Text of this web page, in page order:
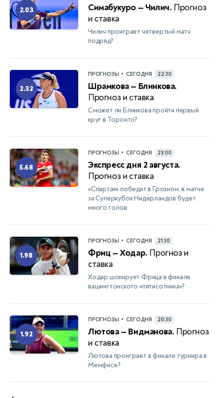
2.03 Симабукуро — Чилич. Прогноз
и ставка
Чилич проиграет четвертый матч
подряд?
2.32
ПРОГНОЗЫ • СЕГОДНЯ 22:30
Шрамкова — Блинкова.
Прогноз и ставка
Сможет ли Блинкова пройти первый
круг в Торонто?
5.68
ПРОГНОЗЫ • СЕГОДНЯ 23:00
Экспресс дня 2 августа.
Прогноз и ставка
«Спартак» победит в Грозном, в матче
за Суперкубок Нидерландов будет
много голов
1.98
ПРОГНОЗЫ • СЕГОДНЯ 21:30
Фриц — Ходар. Прогноз и
ставка
Ходар шокирует Фрица в финале
вашингтонского «пятисотника»?
1.92
ПРОГНОЗЫ • СЕГОДНЯ 20:30
Лютова — Видманова. Прогноз
и ставка
Лютова проиграет в финале турнира в
Мемфисе?